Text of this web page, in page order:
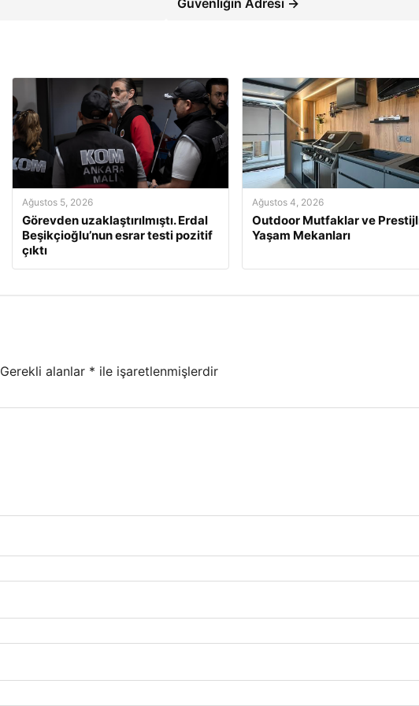
Güvenliğin Adresi →
Ağustos 5, 2026
Görevden uzaklaştırılmıştı. Erdal
Beşikçioğlu’nun esrar testi pozitif
çıktı
Ağustos 4, 2026
Outdoor Mutfaklar ve
Yaşam Mekanları
Gerekli alanlar * ile işaretlenmişlerdir